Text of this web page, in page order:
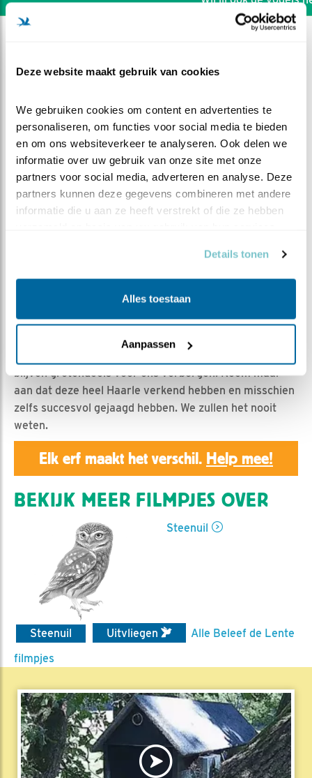
Deze website maakt gebruik van cookies
We gebruiken cookies om content en advertenties te
personaliseren, om functies voor social media te bieden
en om ons websiteverkeer te analyseren. Ook delen we
informatie over uw gebruik van onze site met onze
partners voor social media, adverteren en analyse. Deze
partners kunnen deze gegevens combineren met andere
informatie die u aan ze heeft verstrekt of die ze hebben
Details tonen
Alles toestaan
Aanpassen
Oh what a night!
Claus van den Hoek | Geplaatst op 18 juni 2026, 10:00 |
blijven grotendeels voor ons verborgen. Neem maar
aan dat deze heel Haarle verkend hebben en misschien
zelfs succesvol gejaagd hebben. We zullen het nooit
weten.
Elk erf maakt het verschil. Help mee!
BEKIJK MEER FILMPJES OVER
Steenuil
Steenuil Uitvliegen
Alle Beleef de Lente
filmpjes